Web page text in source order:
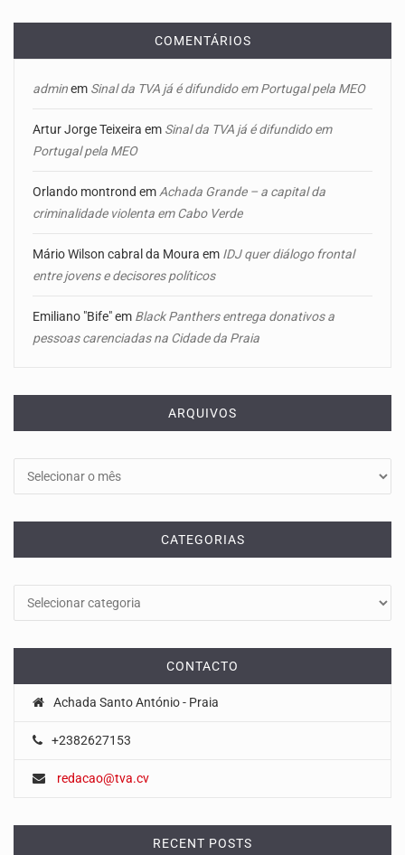
COMENTÁRIOS
adminem Sinal da TVA já é difundido em Portugal pela MEO
Artur Jorge Teixeira em Sinal da TVA já é difundido em
Portugal pela MEO
Orlando montrond em Achada Grande – a capital da
criminalidade violenta em Cabo Verde
Mário Wilson cabral da Moura em IDJ quer diálogo frontal
entre jovens e decisores políticos
Emiliano "Bife"em Black Panthers entrega donativos a
pessoas carenciadas na Cidade da Praia
ARQUIVOS
CATEGORIAS
CONTACTO
Achada Santo António - Praia
+2382627153
redacao@tva.cv
RECENT POSTS